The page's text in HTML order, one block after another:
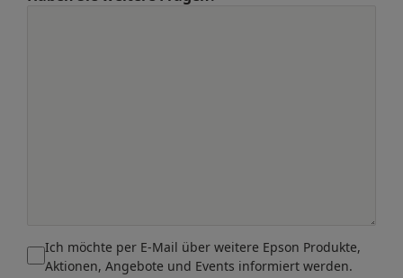
Ich möchte per E-Mail über weitere Epson Produkte,
Aktionen, Angebote und Events informiert werden.